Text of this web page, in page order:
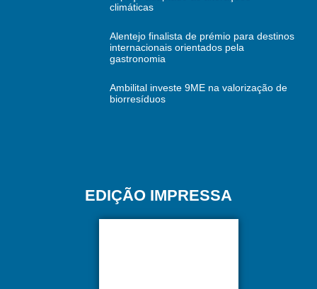
climáticas
Alentejo finalista de prémio para destinos
internacionais orientados pela
gastronomia
Ambilital investe 9ME na valorização de
biorresíduos
EDIÇÃO IMPRESSA